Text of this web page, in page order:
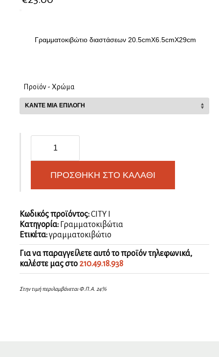
Γραμματοκιβώτιο διαστάσεων 20.5cmX6.5cmX29cm
Προϊόν - Χρώμα
I
ποσότηταΠΡΟΣΘΉΚΗ ΣΤΟ ΚΑΛΆΘΙ
Κωδικός προϊόντος:CITY I
Κατηγορία: Γραμματοκιβώτια
Ετικέτα:γραμματοκιβώτιο
Για να παραγγείλετε αυτό το προϊόν τηλεφωνικά,
καλέστε μας στο 210.49.18.938
Στην τιμή περιλαμβάνεται Φ.Π.Α. 24%